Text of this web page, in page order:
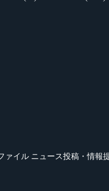
ァイル ニュース投稿・情報